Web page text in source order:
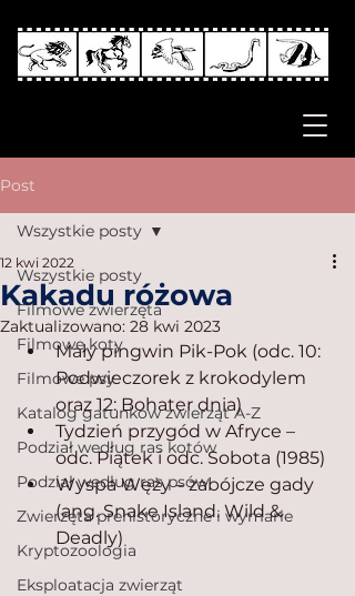
Post
Wszystkie posty
Filmowe zwierzęta
Filmowe koty
Filmowe psy
Katalog gatunków zwierząt A-Z
Podział według ras kotów
Podział według ras psów
Zwierzęta prehistoryczne i wymarłe
Kryptozoologia
Eksploatacja zwierząt
Wszystkie posty
Kakadu różowa
12 kwi 2022
Zaktualizowano: 28 kwi 2023
Mały pingwin Pik-Pok (odc. 10:
Podwieczorek z krokodylem
oraz 12: Bohater dnia)
Tydzień przygód w Afryce –
odc. Piątek i odc. Sobota (1985)
Wyspa Węży – zabójcze gady
(ang. Snake Island. Wild &
Deadly)